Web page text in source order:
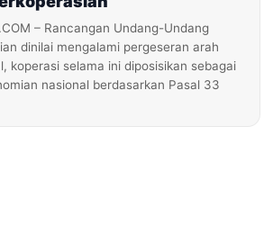
– Rancangan Undang-Undang
dinilai mengalami pergeseran arah
koperasi selama ini diposisikan sebagai
nasional berdasarkan Pasal 33